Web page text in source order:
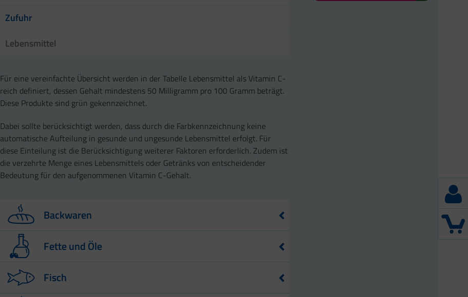
Zufuhr
Lebensmittel
Für eine vereinfachte Übersicht werden in der Tabelle Lebensmittel als Vitamin C-
reich definiert, dessen Gehalt mindestens 50 Milligramm pro 100 Gramm beträgt.
Diese Produkte sind grün gekennzeichnet.
Dabei sollte berücksichtigt werden, dass durch die Farbkennzeichnung keine
automatische Aufteilung in gesunde und ungesunde Lebensmittel erfolgt. Für
diese Einteilung ist die Berücksichtigung weiterer Faktoren erforderlich. Zudem ist
die verzehrte Menge eines Lebensmittels oder Getränks von entscheidender
Bedeutung für den aufgenommenen Vitamin C-Gehalt.
Backwaren
Lebensmittel
Vitamin C-Gehalt – angegeben in mg – pro 100 g Lebensmittel
Hefegebäck
Sahnetorte
Apfelkuchen
5,0
Fette und Öle
LebensmittelFisch